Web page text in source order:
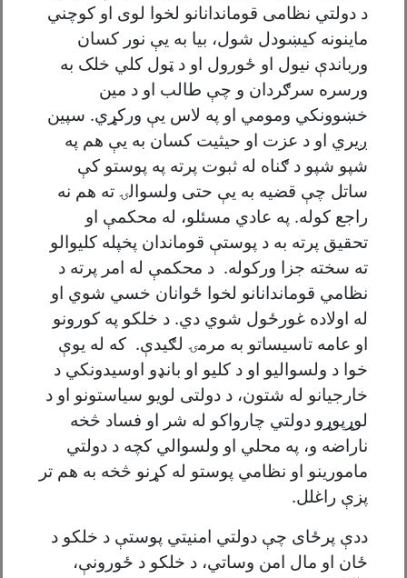
د دولتي نظامى قوماندانانو لخوا لوی او کوچني
ماينونه کيښودل شول، بيا به يې نور کسان
ورباندې نيول او ځورول او د ټول کلي خلک به
ورسره سرګردان و چې طالب او د مین
خښوونکي ومومي او په لاس یې ورکړي. سپين
ږيري او د عزت او حيثيت کسان به يې هم په
شپو شپو د ګناه له ثبوت پرته په پوستو کې
ساتل چې قضيه به يې حتى ولسوالۍ ته هم نه
راجع کوله. په عادي مسئلو، له محکمې او
تحقيق پرته به د پوستې قوماندان پخپله کليوالو
ته سخته جزا ورکوله. د محکمې له امر پرته د
نظامي قوماندانانو لخوا ځوانان خسي شوي او
له اولاده غورځول شوي دي. د خلکو په کورونو
او عامه تاسيساتو به مرمۍ لګيدې. که له يوې
خوا د ولسواليو او د کليو او بانډو اوسيدونکي د
خارجيانو له شتون، د دولتى لويو سياستونو او د
لوړپوړو دولتي چارواکو له شر او فساد څخه
ناراضه و، په محلي او ولسوالي کچه د دولتي
مامورینو او نظامي پوستو له کړنو څخه به هم تر
پزې راغلل.
ددې پرځاى چې دولتي امنيتي پوستې د خلکو د
ځان او مال امن وساتي، د خلکو د ځورونې،